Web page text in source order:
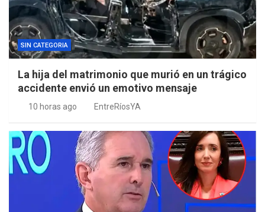
SIN CATEGORIA
La hija del matrimonio que murió en un trágico
accidente envió un emotivo mensaje
10 horas ago EntreRíosYA